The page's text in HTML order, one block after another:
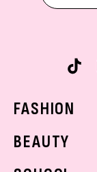
FASHION
BEAUTY